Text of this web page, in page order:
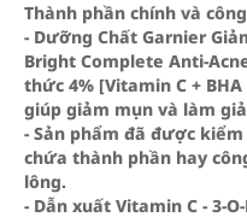
Thành phần chính và
- Dưỡng Chất Garnier
Bright Complete Anti-
thức 4% [Vitamin C +
giúp giảm mụn và làm
- Sản phẩm đã được
chứa thành phần hay
lông.
- Dẫn xuất Vitamin C - 3-